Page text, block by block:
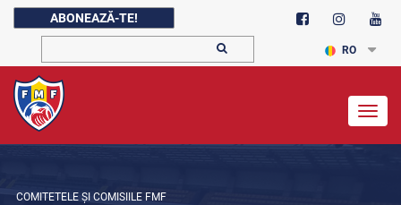
ABONEAZĂ-TE!
RO
COMITETELE ȘI COMISIILE FMF